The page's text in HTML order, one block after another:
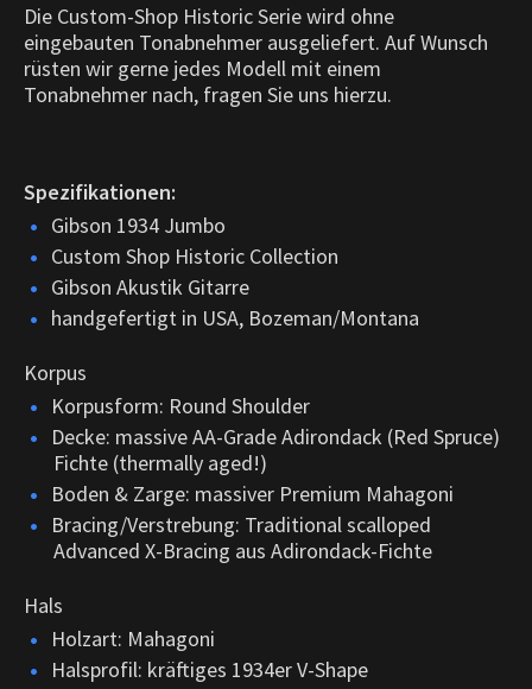
Die Custom-Shop Historic Serie wird ohne
eingebauten Tonabnehmer ausgeliefert. Auf Wunsch
rüsten wir gerne jedes Modell mit einem
Tonabnehmer nach, fragen Sie uns hierzu.
Spezifikationen:
Gibson 1934 Jumbo
Custom Shop Historic Collection
Gibson Akustik Gitarre
handgefertigt in USA, Bozeman/Montana
Korpus
Korpusform: Round Shoulder
Decke: massive AA-Grade Adirondack (Red Spruce)
Fichte (thermally aged!)
Boden & Zarge: massiver Premium Mahagoni
Bracing/Verstrebung: Traditional scalloped
Advanced X-Bracing aus Adirondack-Fichte
Hals
Holzart: Mahagoni
Halsprofil: kräftiges 1934er V-Shape